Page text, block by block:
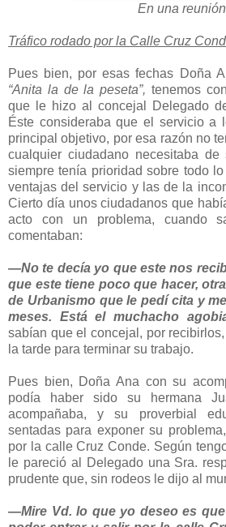
En una reunión
Tráfico rodado por la Calle Cruz
Pues bien, por esas fechas Doña
“Anita la de la peseta”, tenemos
que le hizo al concejal Delegado
Éste consideraba que el servicio a
principal objetivo, por esa razón no
cualquier ciudadano necesitaba de
siempre tenía prioridad sobre todo
ventajas del servicio y las de la
Cierto día unos ciudadanos que
acto con un problema, cuando
comentaban:
—No te decía yo que este nos
que este tiene poco que hacer,
de Urbanismo que le pedí cita y
meses. Está el muchacho
sabían que el concejal, por
la tarde para terminar su trabajo.
Pues bien, Doña Ana con su
podía haber sido su hermana
acompañaba, y su proverbial
sentadas para exponer su
por la calle Cruz Conde. Según
le pareció al Delegado una Sra.
prudente que, sin rodeos le dijo al
—Mire Vd. lo que yo deseo es